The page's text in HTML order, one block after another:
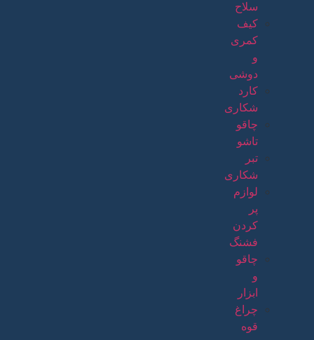
سلاح
کیف
کمری
و
دوشی
کارد
شکاری
چاقو
تاشو
تبر
شکاری
لوازم
پر
کردن
فشنگ
چاقو
و
ابزار
چراغ
قوه